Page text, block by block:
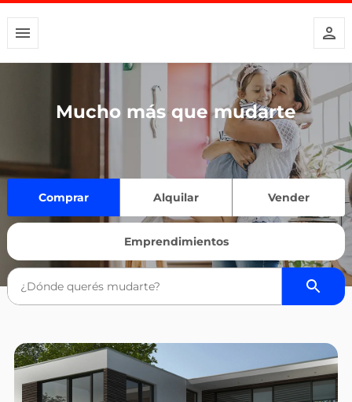
Mucho más que mudarte
Comprar Alquilar Vender
Emprendimientos